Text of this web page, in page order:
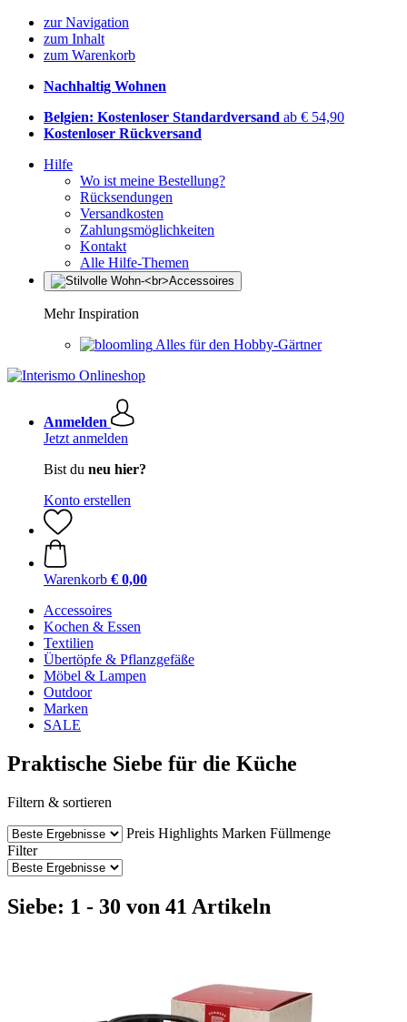
zur Navigation
zum Inhalt
zum Warenkorb
Nachhaltig Wohnen
Belgien: Kostenloser Standardversand ab € 54,90
Kostenloser Rückversand
Hilfe
Wo ist meine Bestellung?
Rücksendungen
Versandkosten
Zahlungsmöglichkeiten
Kontakt
Alle Hilfe-Themen
Mehr Inspiration
Alles für den Hobby-Gärtner
Anmelden
Jetzt anmelden
Bist du neu hier?
Konto erstellen
Warenkorb € 0,00
Accessoires
Kochen & Essen
Textilien
Übertöpfe & Pflanzgefäße
Möbel & Lampen
Outdoor
Marken
SALE
Praktische Siebe für die Küche
Filtern & sortieren
Preis Highlights Marken Füllmenge
Filter
Siebe: 1 - 30 von 41 Artikeln